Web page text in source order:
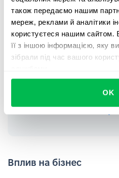
також передаємо нашим
мереж, реклами й аналітики
користуєтеся нашим сайтом.
її з іншою інформацією, яку
зібрали під час вашого
OK
щотижневі
вбудований
розпочинають
індивідуальної
Дізнатися більше
Вплив на бізнес